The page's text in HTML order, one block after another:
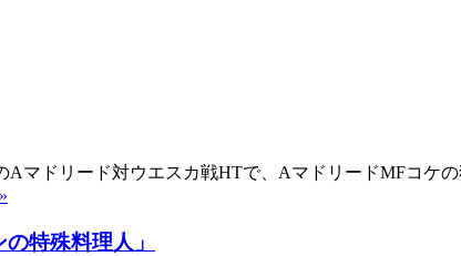
Aマドリード対ウエスカ戦HTで、AマドリードMFコ
特殊料理人」